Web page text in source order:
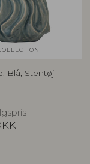
Blå, Stentøj